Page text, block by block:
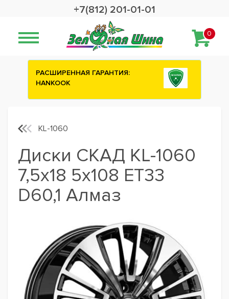
+7(812) 201-01-01
0
Сashback 2500 рублей на зимние
KL-1060
Диски СКАД KL-1060
7,5x18 5x108 ET33
D60,1 Алмаз